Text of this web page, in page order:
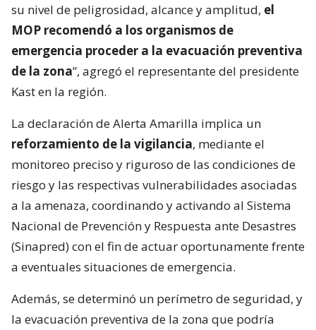
su nivel de peligrosidad, alcance y amplitud, el
MOP recomendó a los organismos de
emergencia proceder a la evacuación preventiva
de la zona”, agregó el representante del presidente
Kast en la región.
La declaración de Alerta Amarilla implica un
reforzamiento de la vigilancia, mediante el
monitoreo preciso y riguroso de las condiciones de
riesgo y las respectivas vulnerabilidades asociadas
a la amenaza, coordinando y activando al Sistema
Nacional de Prevención y Respuesta ante Desastres
(Sinapred) con el fin de actuar oportunamente frente
a eventuales situaciones de emergencia.
Además, se determinó un perímetro de seguridad, y
la evacuación preventiva de la zona que podría